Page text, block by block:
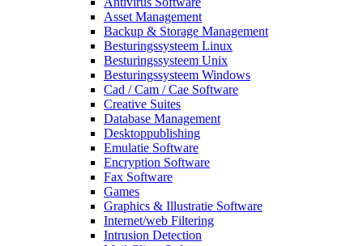
Asset Management
Backup & Storage Management
Besturingssysteem Linux
Besturingssysteem Unix
Besturingssysteem Windows
Cad / Cam / Cae Software
Creative Suites
Database Management
Desktoppublishing
Emulatie Software
Encryption Software
Fax Software
Games
Graphics & Illustratie Software
Internet/web Filtering
Intrusion Detection